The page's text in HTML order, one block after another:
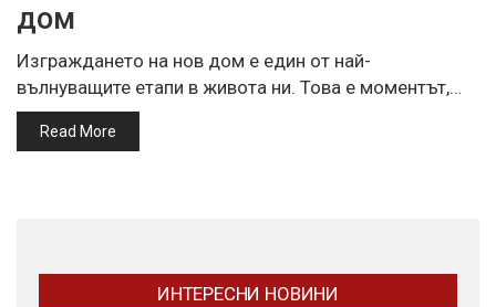
дом
Изграждането на нов дом е един от най-
вълнуващите етапи в живота ни. Това е моментът,…
Read More
ИНТЕРЕСНИ НОВИНИ